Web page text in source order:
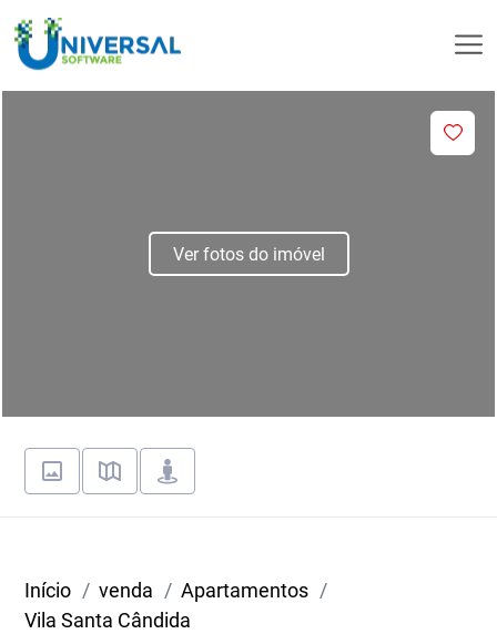
Ver fotos do imóvel
Início venda
Apartamentos
Vila Santa Cândida